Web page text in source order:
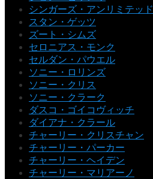
シンガーズ・アンリミテッド
スタン・ゲッツ
ズート・シムズ
セロニアス・モンク
セルダン・パウエル
ソニー・ロリンズ
ソニー・クリス
ソニー・クラーク
ダスコ・ゴイコヴィッチ
ダイアナ・クラール
チャーリー・クリスチャン
チャーリー・パーカー
チャーリー・ヘイデン
チャーリー・マリアーノ